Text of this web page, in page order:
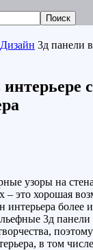
Дизайн 3д панели
узоры на
– это хорошая
более
3д
в том